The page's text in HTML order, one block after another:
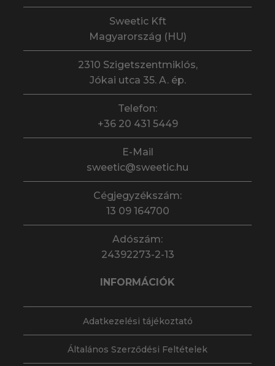
Sweetic Kft
Magyarország (HU)
2310 Szigetszentmiklós,
Jókai utca 35. A. ép.
Telefon:
+36 20 431 5449
E-Mail
sweetic@sweetic.hu
Cégjegyzékszám:
13 09 164700
Adószám:
24392273-2-13
INFORMÁCIÓK
Adatkezelési tájékoztató
Általános Szerződési Feltételek